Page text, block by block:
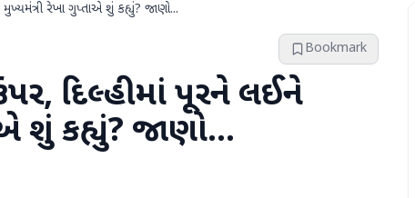
રેખા ગુપ્તાએ શું કહ્યું? જાણો...
Bookmark
દિલ્હીમાં પૂરને લઈને
શું કહ્યું? જાણો...